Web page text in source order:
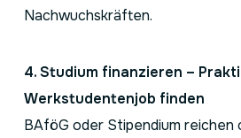
Nachwuchskräften.
4. Studium finanzieren –
Werkstudentenjob finden
BAföG oder Stipendium reichen